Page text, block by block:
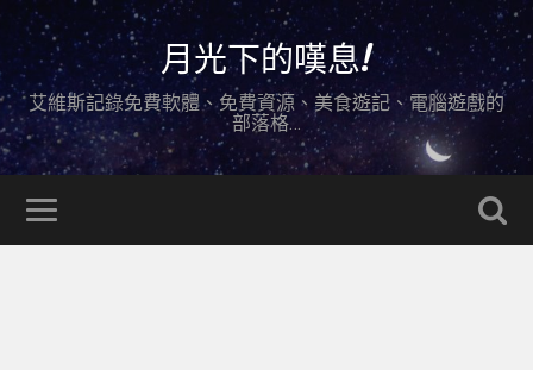
月光下的嘆息!
艾維斯記錄免費軟體、免費資源、美食遊記、電腦遊戲的
部落格…